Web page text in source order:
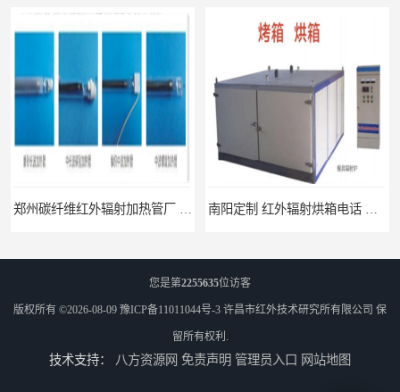
南阳定制 红外辐射烘箱电话 安装便捷
您是第2255635位访客
版权所有 ©2026-08-09 豫ICP备11011044号-3 许昌市红外技术研究所有限公司 保
留所有权利.
技术支持： 八方资源网 免责声明 管理员入口 网站地图